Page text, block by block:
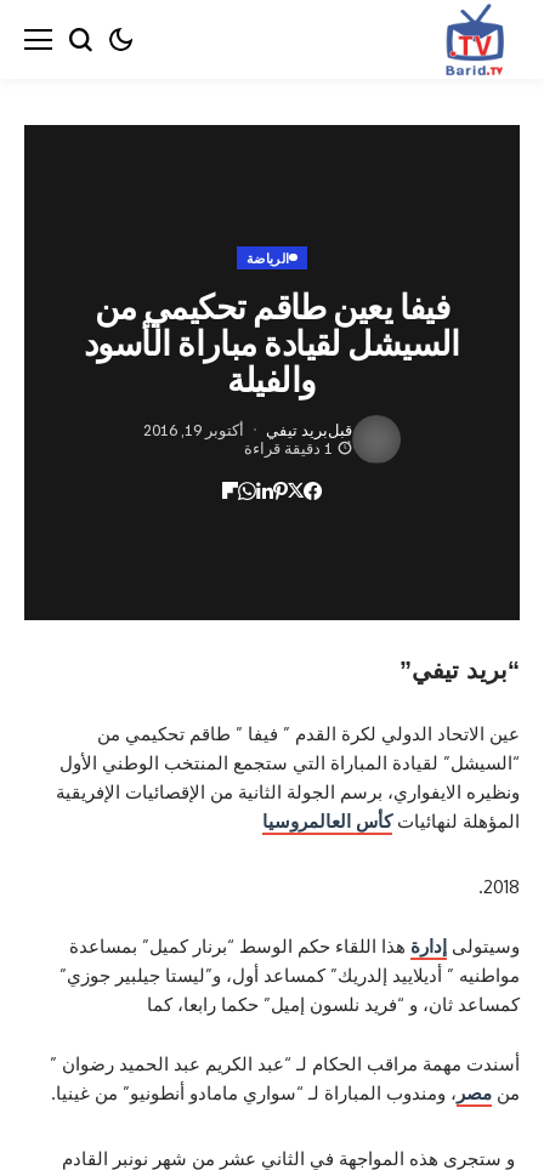
فيفا يعين طاقم تحكيمي من
لقيادة مباراة الأسود
بريد تيفي
أكتوبر 19, 2016
الدولي لكرة القدم ” فيفا ” طاقم تحكيمي من
لقيادة المباراة التي ستجمع المنتخب الوطني الأول
برسم الجولة الثانية من الإقصائيات الإفريقية
كأس العالمروسيا
إدارةهذا اللقاء حكم الوسط “برنار كميل” بمساعدة
أديلاييد إلدريك” كمساعد أول، و”ليستا جيلبير جوزي”
و “فريد نلسون إميل” حكما رابعا، كما
مراقب الحكام لـ “عبد الكريم عبد الحميد رضوان ”
ومندوب المباراة لـ “سواري مامادو أنطونيو” من غينيا.
المواجهة في الثاني عشر من شهر نونبر القادم